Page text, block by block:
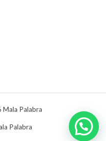
Palabra
Palabra